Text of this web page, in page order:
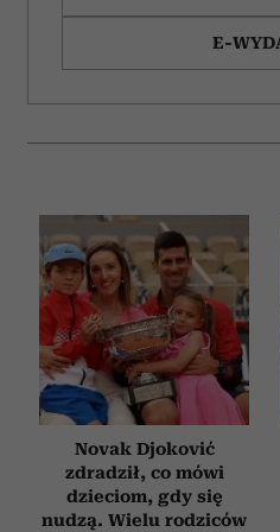
E-
Novak Djoković
zdradził, co mówi
dzieciom, gdy się
nudzą. Wielu rodziców